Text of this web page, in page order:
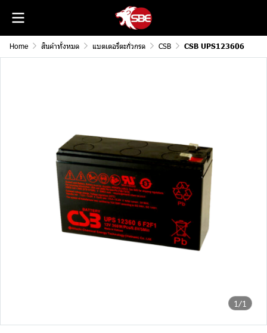
Home สินค้าทั้งหมด แบตเตอรี่ตะกั่วกรด CSB CSB UPS123606
1/1